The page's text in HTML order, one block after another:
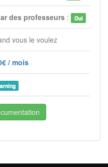
des professeurs : Oui
vous le voulez
/ mois